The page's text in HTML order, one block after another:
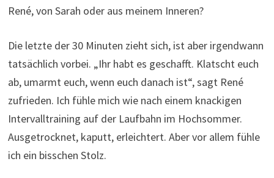
René, von Sarah oder aus meinem Inneren?
Die letzte der 30 Minuten zieht sich, ist aber irgendwann
tatsächlich vorbei. „Ihr habt es geschafft. Klatscht euch
ab, umarmt euch, wenn euch danach ist“, sagt René
zufrieden. Ich fühle mich wie nach einem knackigen
Intervalltraining auf der Laufbahn im Hochsommer.
Ausgetrocknet, kaputt, erleichtert. Aber vor allem fühle
ich ein bisschen Stolz.